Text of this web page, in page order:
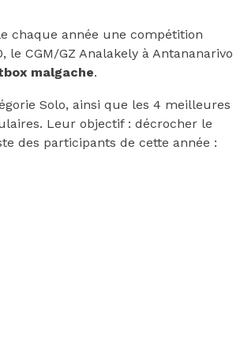
chaque année une compétition
CGM/GZ Analakely à Antananarivo
malgache.
Solo, ainsi que les 4 meilleures
Leur objectif : décrocher le
des participants de cette année :